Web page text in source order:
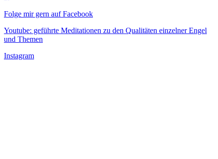
Folge mir gern auf Facebook
Youtube: geführte Meditationen zu den Qualitäten einzelner Engel
und Themen
Instagram